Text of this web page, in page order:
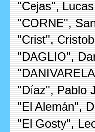
"Cejas",
"CORNE",
"Crist",
"DAGLIO",
"Díaz", Pablo
"El Alemán",
"El Gosty",